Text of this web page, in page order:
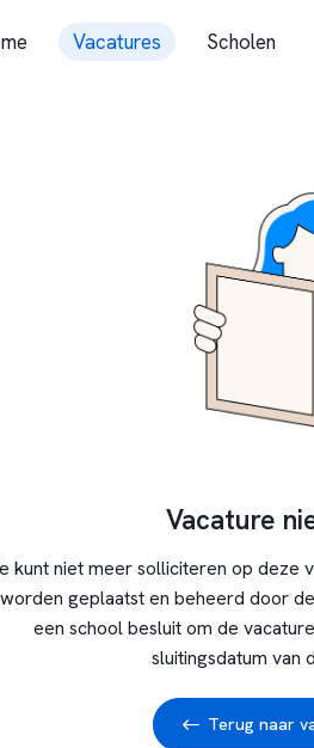
Vacatures Scholen
Vacature
kunt niet meer solliciteren op deze
worden geplaatst en beheerd door
een school besluit om de
sluitingsdatum van
Terug naar